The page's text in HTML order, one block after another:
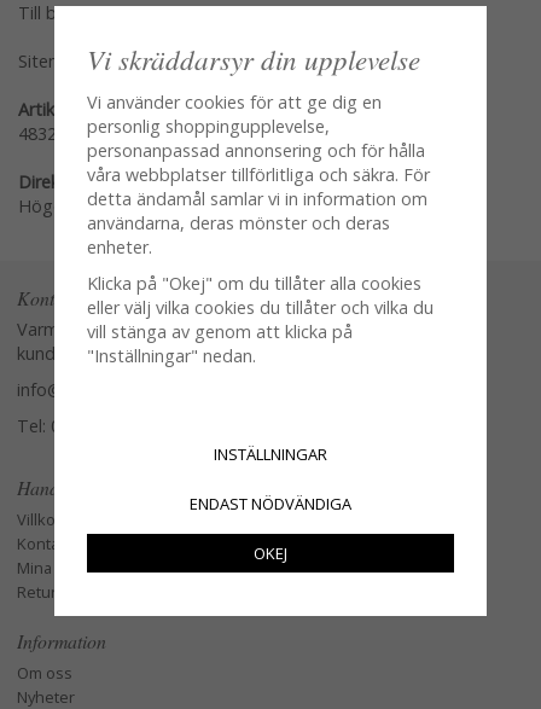
Till butikens startsida »
Sitemap »
Artikelnummer:
4832
Direktlänk:
Högerklicka och kopiera adressen
Kontakta oss
Varmt välkommen att kontakta vår
kundtjänst.
info@glasverandan.se
Tel: 079-3495968
Handla
Villkor
Kontakta oss
Mina favoriter
Retur och Reklamation
Information
Om oss
Nyheter
Vi skräddarsyr din upplevelse
Vi använder cookies för att ge dig en
personlig shoppingupplevelse,
personanpassad annonsering och för hålla
våra webbplatser tillförlitliga och säkra. För
detta ändamål samlar vi in information om
användarna, deras mönster och deras
enheter.
Klicka på "Okej" om du tillåter alla cookies
eller välj vilka cookies du tillåter och vilka du
vill stänga av genom att klicka på
"Inställningar" nedan.
INSTÄLLNINGAR
ENDAST NÖDVÄNDIGA
OKEJ